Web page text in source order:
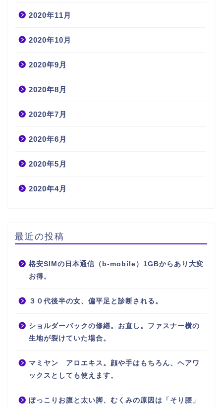
2020年11月
2020年10月
2020年9月
2020年8月
2020年7月
2020年6月
2020年5月
2020年4月
最近の投稿
格安SIMの日本通信（b-mobile）1GBからあり大変
お得。
３０代後半の女、偏平足と診断される。
ショルダーバックの修繕。お直し。ファスナー横の
生地が裂けていた場合。
マミヤン アロエキス。顔や手はもちろん、ヘアワ
ックスとしても使えます。
ぽっこりお腹と太い脚、むくみの原因は「そり腰」